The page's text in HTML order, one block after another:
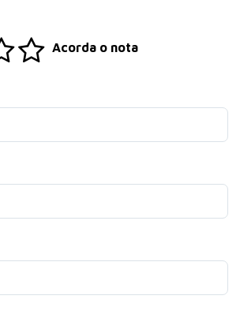
Acorda o nota